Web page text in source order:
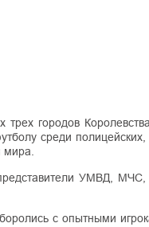
городов
среди
мира.
УМВД,
с опытными